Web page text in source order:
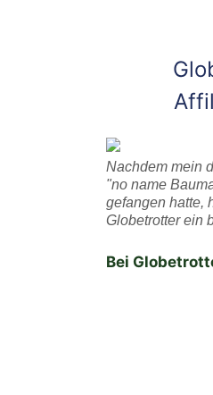
Nachdem mein
"no name
gefangen hatte,
Globetrotter ein
Bei